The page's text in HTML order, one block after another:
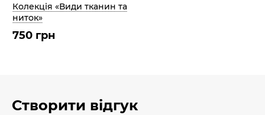
Колекція «Види тканин та
ниток»
750 грн
Створити відгук